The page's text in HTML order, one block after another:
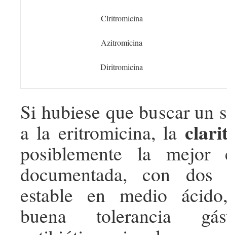
Clritromicina
Azitromicina
Diritromicina
Si hubiese que buscar un
a la eritromicina, la
posiblemente la mejor
documentada, con dos
estable en medio
buena tolerancia